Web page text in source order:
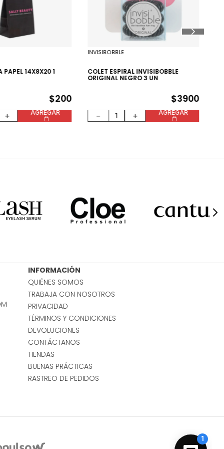
PAPEL 14X8X20 1
$200
＋ AGREGAR
INVISIBOBBLE
COLET ESPIRAL INVISIBOBBLE
ORIGINAL NEGRO 3 UN
$3900
＋
－ AGREGAR
INFORMACIÓN
QUIÉNES SOMOS
TRABAJA CON NOSOTROS
PRIVACIDAD
TÉRMINOS Y CONDICIONES
DEVOLUCIONES
CONTÁCTANOS
TIENDAS
BUENAS PRÁCTICAS
RASTREO DE PEDIDOS